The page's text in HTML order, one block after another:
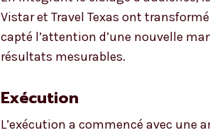
Vistar et Travel Texas ont
capté l’attention d’une nouvelle
résultats mesurables.
Exécution
L’exécution a commencé avec une